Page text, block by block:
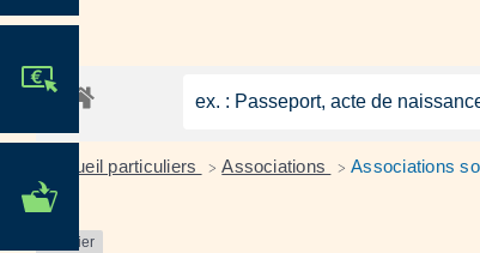
MES DÉMARCHES
Accueil particuliers > Associations > Associations
Dossier